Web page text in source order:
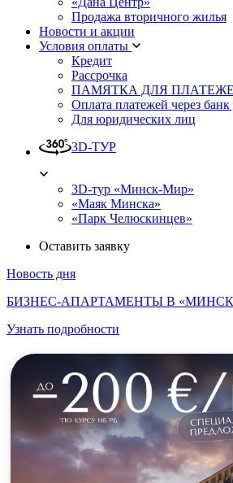
Продажа вторичного жилья
Новости и акции
Условия оплаты
Кредит
Рассрочка
ПАМЯТКА ДЛЯ
Оплата платежей через
Для юридических лиц
3D-ТУР
3D-тур «Минск-Мир»
«Маяк Минска»
«Парк Челюскинцев»
Оставить заявку
Новость дня
БИЗНЕС-АПАРТАМЕНТЫ В
Узнать подробности